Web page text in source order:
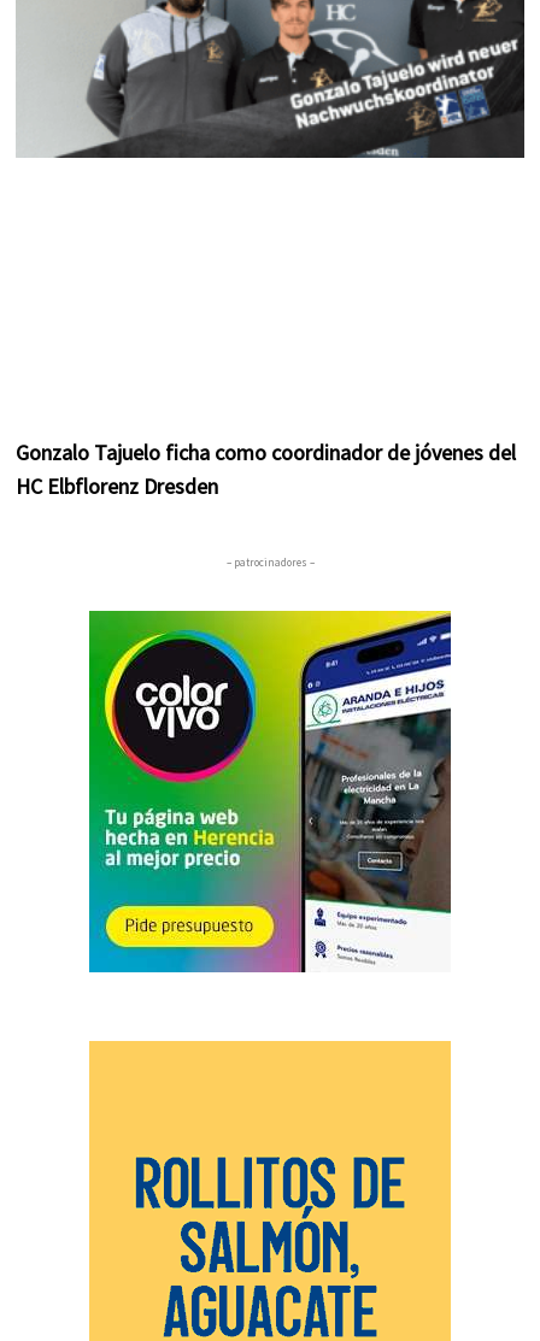
Gonzalo Tajuelo ficha como coordinador de jóvenes del
HC Elbflorenz Dresden
– patrocinadores –